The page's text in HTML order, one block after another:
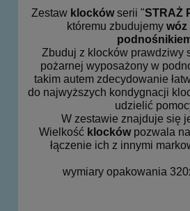
Zestaw klockówserii "STRAŻ
któremu zbudujemy wóz
Zbuduj z klocków prawdziwy
pożarnej wyposażony w
takim autem zdecydowanie
do najwyższych kondygnacji
udzielić
W zestawie znajduje się
Wielkość klocków pozwala
łączenie ich z innymi
wymiary opakowania